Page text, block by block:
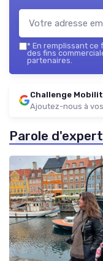
* En remplissant ce
des fins
partenaires.
Challenge
Ajoutez-nous à
Parole